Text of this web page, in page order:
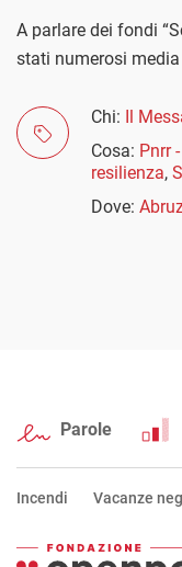
A parlare dei fondi
stati numerosi
Chi: Il
Cosa: Pnrr
resilienza,
Dove:
Parole
Incendi Vacanze